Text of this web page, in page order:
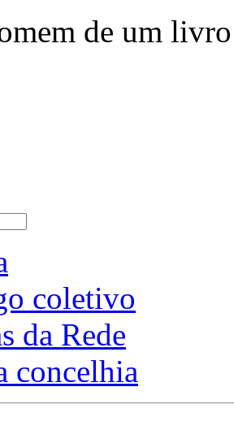
de um
coletivo
da Rede
concelhia